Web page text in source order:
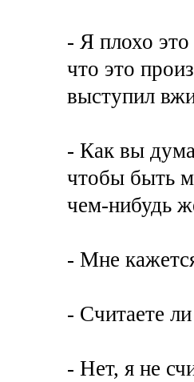
- Я плохо
что это
выступил
- Как вы
чтобы быть
чем-нибудь
- Мне
- Считаете
- Нет, я не